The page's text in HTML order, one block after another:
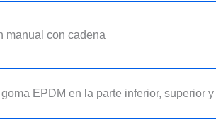
manual con cadena
EPDM en la parte inferior, superior